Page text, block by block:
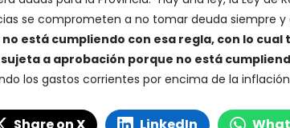
se comprometen a no tomar deuda siempre
no está cumpliendo con esa regla, con lo
a aprobación porque no está
los gastos corrientes por encima de la
Share on X LinkedIn